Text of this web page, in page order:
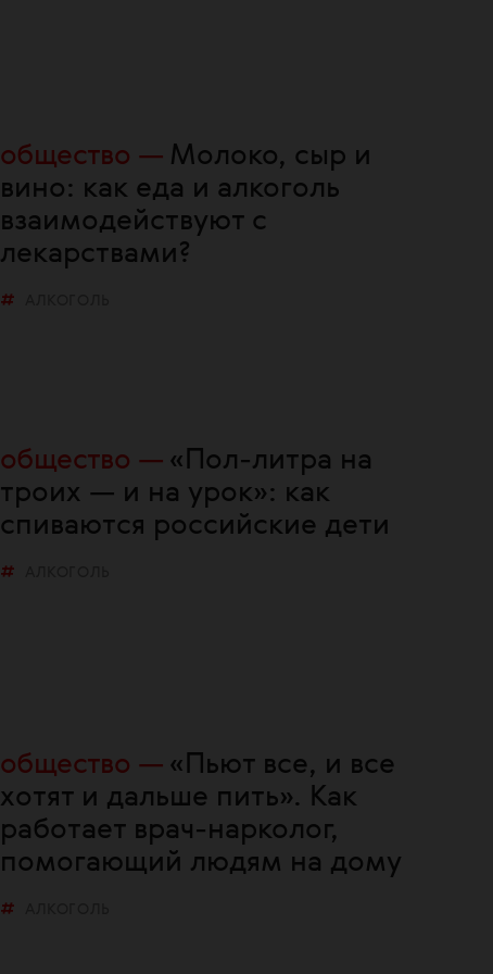
общество
Молоко, сыр и
вино: как еда и алкоголь
взаимодействуют с
лекарствами?
общество
«Пол-литра на
троих — и на урок»: как
спиваются российские дети
общество
«Пьют все, и все
хотят и дальше пить». Как
работает врач-нарколог,
помогающий людям на дому